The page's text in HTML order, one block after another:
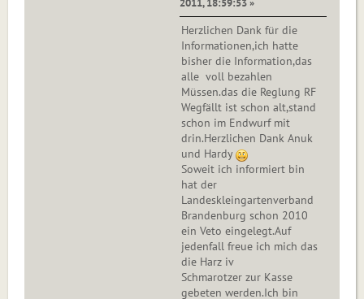
2011, 18:59:53 »
Herzlichen Dank für die
Informationen,ich hatte
bisher die Information,das
alle voll bezahlen
Müssen.das die Reglung RF
Wegfällt ist schon alt,stand
schon im Endwurf mit
drin.Herzlichen Dank Anuk
und Hardy
Soweit ich informiert bin
hat der
Landeskleingartenverband
Brandenburg schon 2010
ein Veto eingelegt.Auf
jedenfall freue ich mich das
die Harz iv
Schmarotzer zur Kasse
gebeten werden.Ich bin